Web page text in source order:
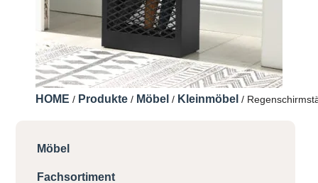
HOME / Produkte / Möbel / Kleinmöbel /
Möbel
Fachsortiment